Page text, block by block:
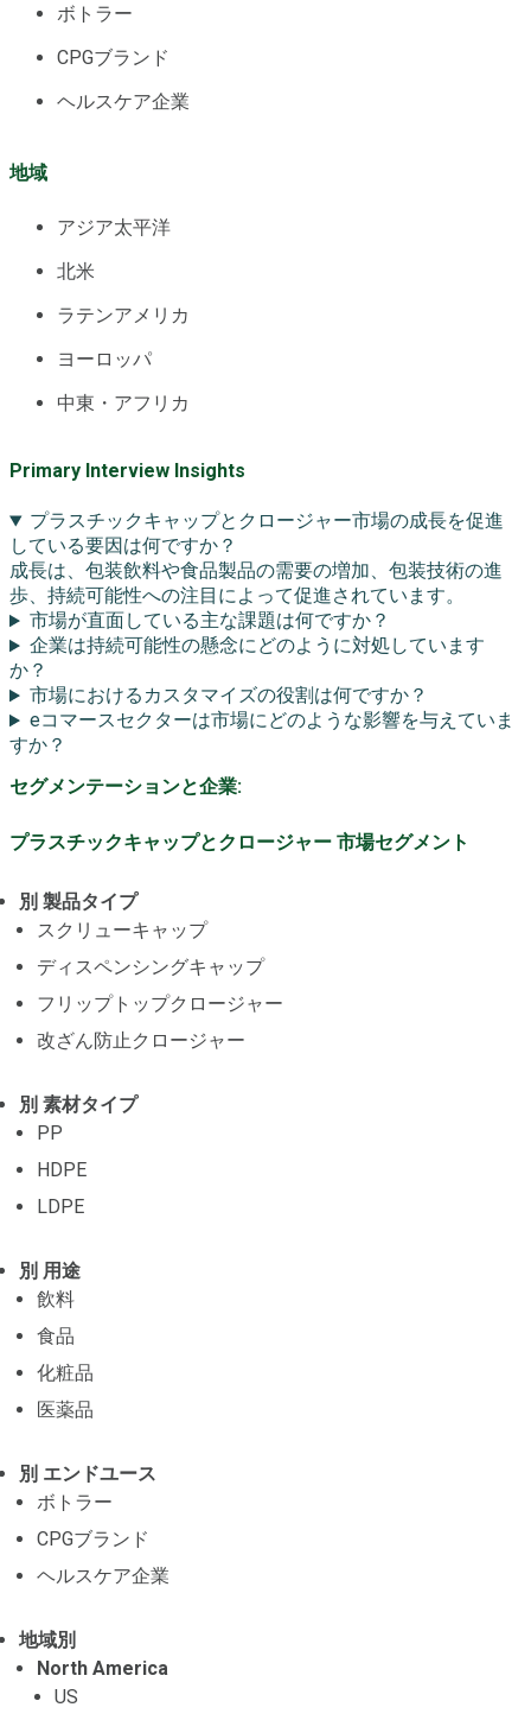
ボトラー
CPGブランド
ヘルスケア企業
地域
アジア太平洋
北米
ラテンアメリカ
ヨーロッパ
中東・アフリカ
Primary Interview Insights
プラスチックキャップとクロージャー市場の成長を促進
している要因は何ですか？
成長は、包装飲料や食品製品の需要の増加、包装技術の進
歩、持続可能性への注目によって促進されています。
市場が直面している主な課題は何ですか？
企業は持続可能性の懸念にどのように対処しています
か？
市場におけるカスタマイズの役割は何ですか？
eコマースセクターは市場にどのような影響を与えていま
すか？
セグメンテーションと企業:
プラスチックキャップとクロージャー 市場セグメント
別 製品タイプ
スクリューキャップ
ディスペンシングキャップ
フリップトップクロージャー
改ざん防止クロージャー
別 素材タイプ
PP
HDPE
LDPE
別 用途
飲料
食品
化粧品
医薬品
別 エンドユース
ボトラー
CPGブランド
ヘルスケア企業
地域別
North America
US